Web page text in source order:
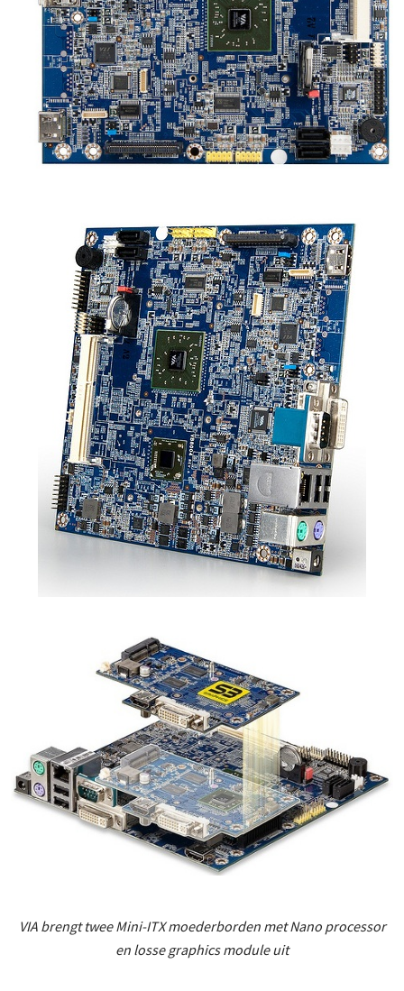
VIA brengt twee Mini-ITX moederborden met Nano processor
en losse graphics module uit